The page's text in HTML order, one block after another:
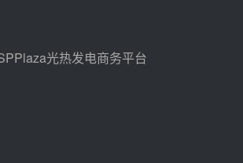
前天 08-04 09:27
光热发电商务平台